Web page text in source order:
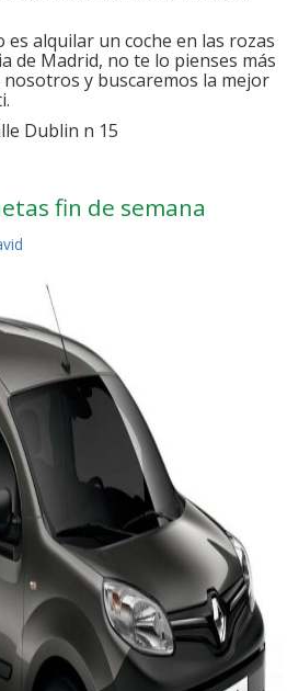
es alquilar un coche en las rozas
de Madrid, no te lo pienses más
y buscaremos la mejor
Dublin n 15
fin de semana